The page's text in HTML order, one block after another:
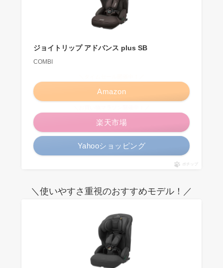
ジョイトリップ アドバンス plus SB
COMBI
Amazon
楽天市場
Yahooショッピング
ポチップ
＼使いやすさ重視のおすすめモデル！／